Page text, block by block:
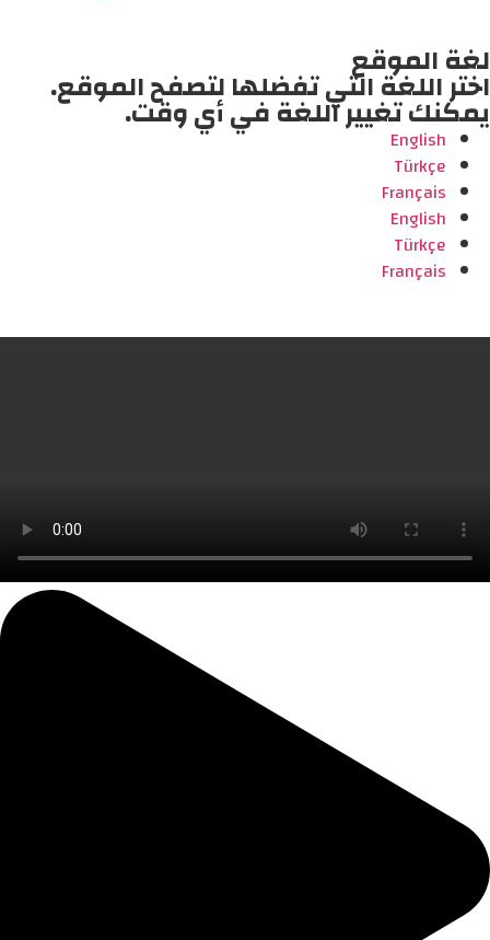
لغة الموقع
اختر اللغة التي تفضلها لتصفح الموقع.
يمكنك تغيير اللغة في أي وقت.
English
Türkçe
Français
English
Türkçe
Français